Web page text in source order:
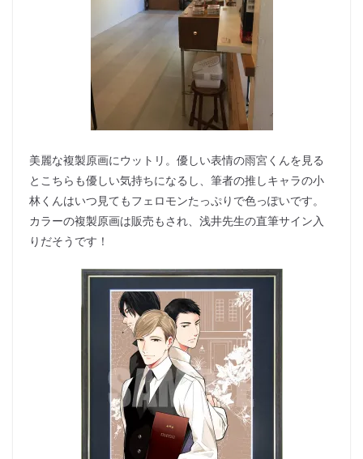
美麗な複製原画にウットリ。優しい表情の雨宮くんを見る
とこちらも優しい気持ちになるし、筆者の推しキャラの小
林くんはいつ見てもフェロモンたっぷりで色っぽいです。
カラーの複製原画は販売もされ、浅井先生の直筆サイン入
りだそうです！